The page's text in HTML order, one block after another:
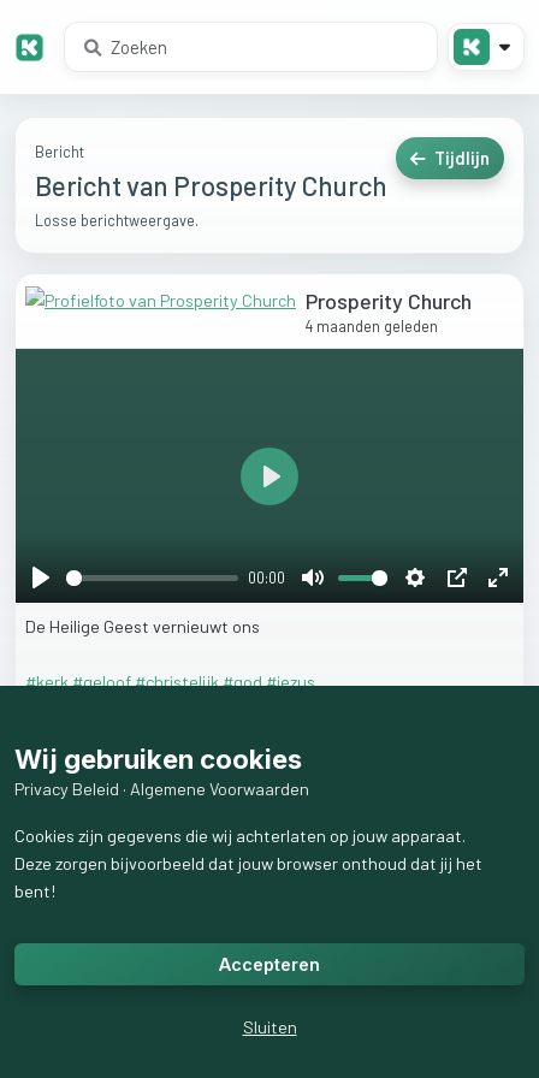
Bericht
Bericht van Prosperity Church
Losse berichtweergave.
Tijdlijn
Prosperity Church
4 maanden geleden
Play
00:00
Mute Settings
PIP
Enter
Play
De Heilige Geest vernieuwt ons
#kerk#geloof#christelijk#god#jezus
10weergaven
Wij gebruiken cookies
Privacy Beleid · Algemene Voorwaarden
Cookies zijn gegevens die wij achterlaten op jouw apparaat.
Deze zorgen bijvoorbeeld dat jouw browser onthoud dat jij het
bent!
Accepteren
Sluiten